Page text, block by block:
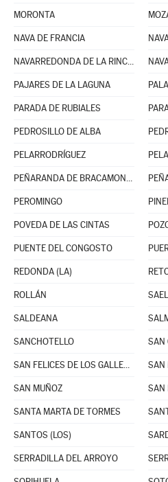
MORONTA
NAVA DE FRANCIA
NAVARREDONDA DE LA RINCONADA
PAJARES DE LA LAGUNA
PARADA DE RUBIALES
PEDROSILLO DE ALBA
PELARRODRÍGUEZ
PEÑARANDA DE BRACAMONTE
PEROMINGO
POVEDA DE LAS CINTAS
PUENTE DEL CONGOSTO
REDONDA (LA)
ROLLÁN
SALDEANA
SANCHOTELLO
SAN FELICES DE LOS GALLEGOS SAN
SAN MUÑOZ SAN
SANTA MARTA DE TORMES
SANTOS (LOS)
SERRADILLA DEL ARROYO